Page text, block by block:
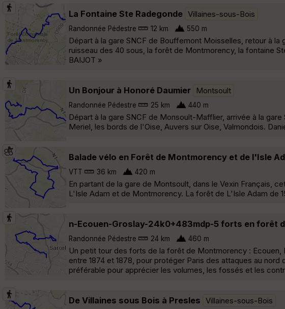
La Fontaine Ste Radegonde Villaines-sous-Bois
Randonnée Pédestre 12 km 550 m
Départ à la gare SNCF de Bouffemont Moisselles, retour à
ruisseau des 40 sous, la forêt de Montmorency, la fontaine
BAIJOT »
Un Bonjour à Honoré Daumier Montsoult
Randonnée Pédestre 25 km 440 m
Départ à la gare SNCF de Monsoult-Mafflier, arrivée à la
Meriel, les bords de l'Oise, Auvers sur Oise, Valmondois.
Balade vélo en Forêt de Montmorency et de l'Isle
VTT 36 km 420 m
En partant de la gare de Montsoult, dans le Vexin Français,
L'Isle Adam et de Montmorency. La forêt de L'Isle Adam de
n-Ecouen-Groslay-24k0+483mdp-5 forts en forêt
Randonnée Pédestre 24 km 460 m
Un petit tour des forts de la forêt de Montmorency :
entre 1874 et 1878, pour protéger Paris des attaques au
préférable pour apprécier les volumes, les fossés et les
De Villaines sous Bois à Presles Villaines-sous-Bois